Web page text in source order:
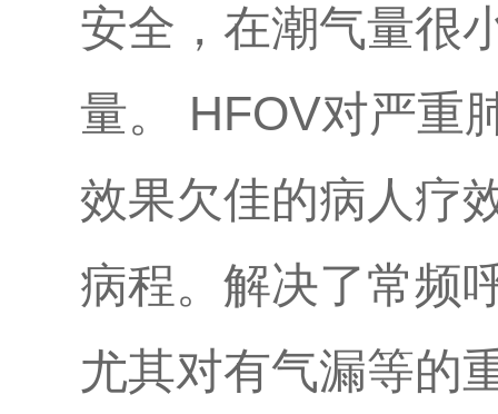
安全，在潮气量很
量。 HFOV对严重
效果欠佳的病人疗
病程。解决了常频
尤其对有气漏等的